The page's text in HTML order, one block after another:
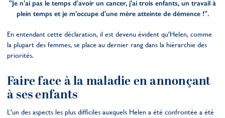
"Je n'ai pas le temps d'avoir un cancer, j'ai trois enfants, un travail à
plein temps et je m'occupe d'une mère atteinte de démence !".
En entendant cette déclaration, il est devenu évident qu'Helen, comme
la plupart des femmes, se place au dernier rang dans la hiérarchie des
priorités.
Faire face à la maladie en annonçant
à ses enfants
L'un des aspects les plus difficiles auxquels Helen a été confrontée a été